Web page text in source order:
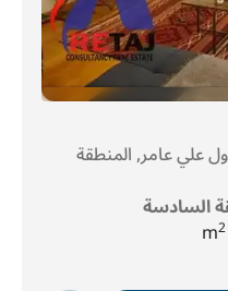
علي عامر, المنطقة
السادسة
2